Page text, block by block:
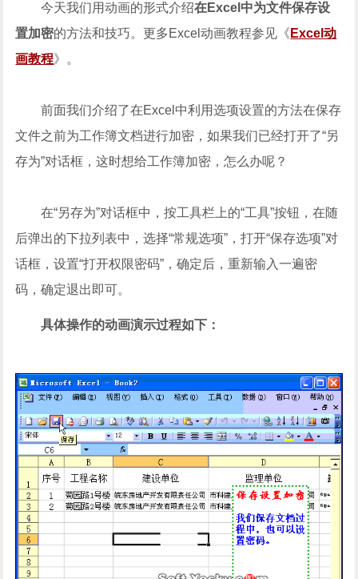
今天我们用动画的形式介绍在Excel中为文件保存设
置加密的方法和技巧。更多Excel动画教程参见《 Excel动
画教程》。
前面我们介绍了在Excel中利用选项设置的方法在保存
文件之前为工作簿文档进行加密，如果我们已经打开了“另
存为”对话框，这时想给工作簿加密，怎么办呢？
在“另存为”对话框中，按工具栏上的“工具”按钮，在随
后弹出的下拉列表中，选择“常规选项”，打开“保存选项”对
话框，设置“打开权限密码”，确定后，重新输入一遍密
码，确定退出即可。
具体操作的动画演示过程如下：